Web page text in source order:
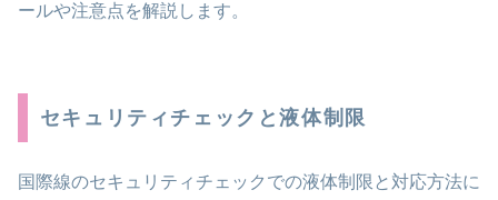
ールや注意点を解説します。
セキュリティチェックと液体制限
国際線のセキュリティチェックでの液体制限と対応方法に